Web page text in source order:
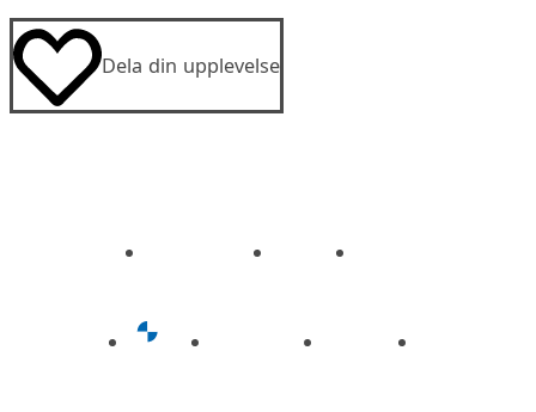
Dela din upplevelse